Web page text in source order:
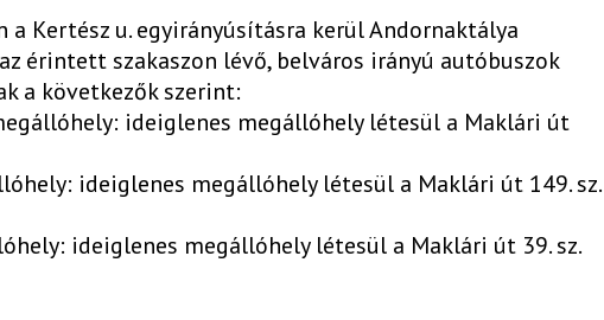
a Kertész u. egyirányúsításra kerül Andornaktálya
érintett szakaszon lévő, belváros irányú autóbuszok
a következők szerint:
ideiglenes megállóhely létesül a Maklári út
ideiglenes megállóhely létesül a Maklári út 149. sz.
ideiglenes megállóhely létesül a Maklári út 39. sz.